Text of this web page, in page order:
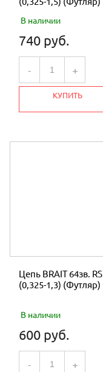
В наличии
740 руб.
- +
КУПИТЬ
Цепь BRAIT 64зв. RS
(0,325-1,3) (Футляр)
В наличии
600 руб.
- +